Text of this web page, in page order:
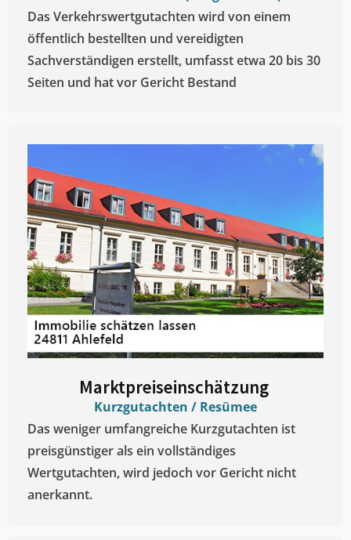
Das Verkehrswertgutachten wird von einem
öffentlich bestellten und vereidigten
Sachverständigen erstellt, umfasst etwa 20 bis 30
Seiten und hat vor Gericht Bestand
Marktpreiseinschätzung ​
Kurzgutachten / Resümee
Das weniger umfangreiche Kurzgutachten ist
preisgünstiger als ein vollständiges
Wertgutachten, wird jedoch vor Gericht nicht
anerkannt.